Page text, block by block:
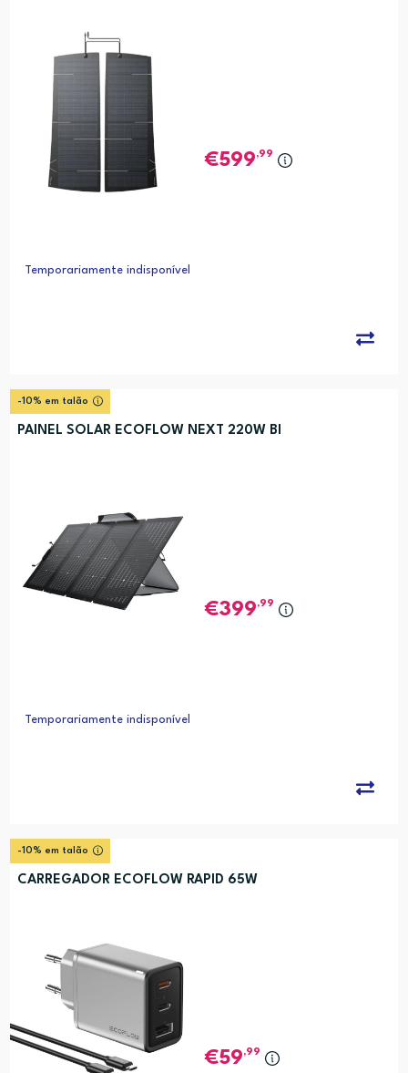
599,99
Temporariamente indisponível
-10% em talão
PAINEL SOLAR ECOFLOW NEXT 220W BI
399,99
Temporariamente indisponível
-10% em talão
CARREGADOR ECOFLOW RAPID 65W
59,99